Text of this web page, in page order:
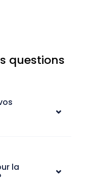
questions
la